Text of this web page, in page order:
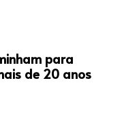
para
de 20 anos